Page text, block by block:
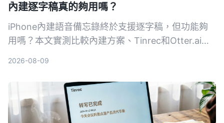
內建逐字稿真的夠用嗎？
iPhone內建語音備忘錄終於支援逐字稿，但功能夠
用嗎？本文實測比較內建方案、Tinrec和Otter.ai，
2026-08-09